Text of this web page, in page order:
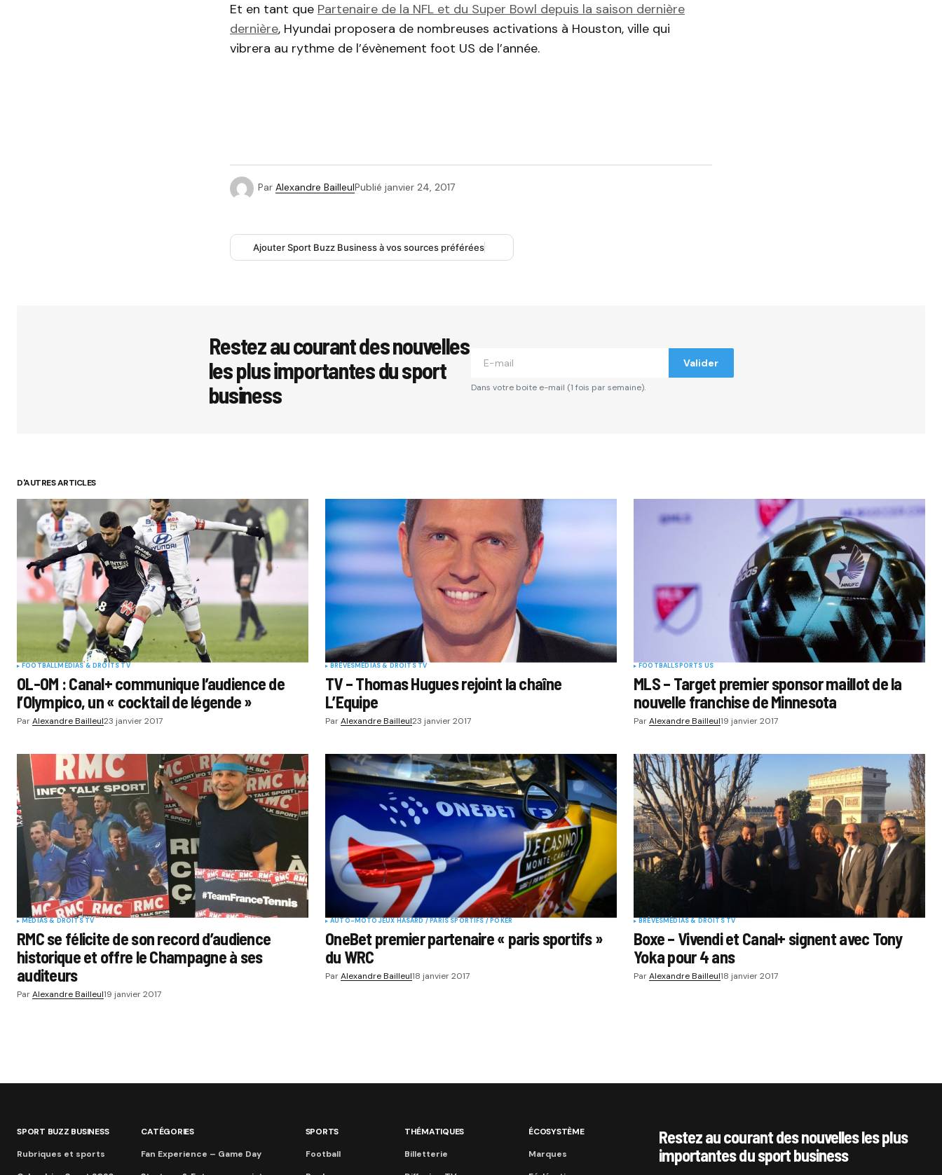
Et en tant que Partenaire de la NFL et du Super Bowl depuis la saison dernière
dernière, Hyundai proposera de nombreuses activations à Houston, ville qui
vibrera au rythme de l’évènement foot US de l’année.
Par Alexandre BailleulPublié janvier 24, 2017
Ajouter Sport Buzz Business à vos sources préférées
Restez au courant des nouvelles
les plus importantes du sport
business
Valider
Dans votre boite e-mail (1 fois par semaine).
D'AUTRES ARTICLES
FOOTBALLMÉDIAS & DROITS TV
OL-OM : Canal+ communique l’audience de
l’Olympico, un « cocktail de légende »
ParAlexandre Bailleul23 janvier 2017
BRÈVESMÉDIAS & DROITS TV
TV – Thomas Hugues rejoint la chaîne
L’Equipe
ParAlexandre Bailleul23 janvier 2017
FOOTBALLSPORTS US
MLS – Target premier sponsor maillot de la
nouvelle franchise de Minnesota
ParAlexandre Bailleul19 janvier 2017
MÉDIAS & DROITS TV
RMC se félicite de son record d’audience
historique et offre le Champagne à ses
auditeurs
ParAlexandre Bailleul19 janvier 2017
AUTO-MOTOJEUX HASARD / PARIS SPORTIFS / POKER
OneBet premier partenaire « paris sportifs »
du WRC
ParAlexandre Bailleul18 janvier 2017
BRÈVESMÉDIAS & DROITS TV
Boxe – Vivendi et Canal+ signent avec Tony
Yoka pour 4 ans
ParAlexandre Bailleul18 janvier 2017
SPORT BUZZ BUSINESS
Rubriques et sports
CATÉGORIES
Fan Experience – Game Day
SPORTS
Football
THÉMATIQUES
Billetterie
ÉCOSYSTÈME
Marques
Restez au courant des nouvelles les plus
importantes du sport business